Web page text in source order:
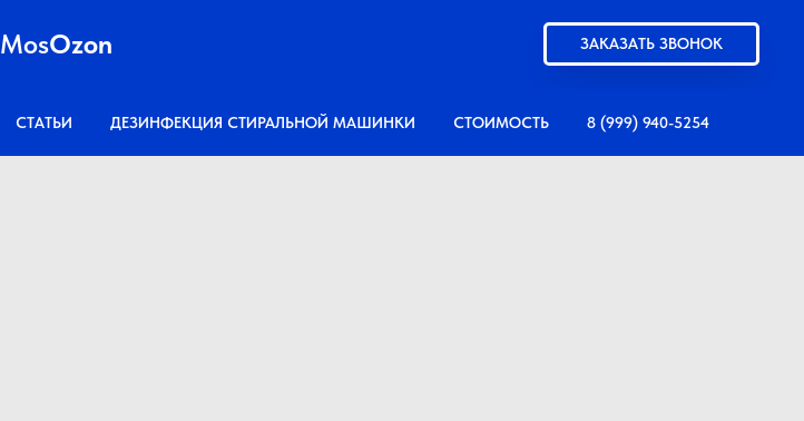
MosOzon ЗАКАЗАТЬ ЗВОНОК
СТАТЬИ ДЕЗИНФЕКЦИЯ СТИРАЛЬНОЙ МАШИНКИ СТОИМОСТЬ 8 (999) 940-5254